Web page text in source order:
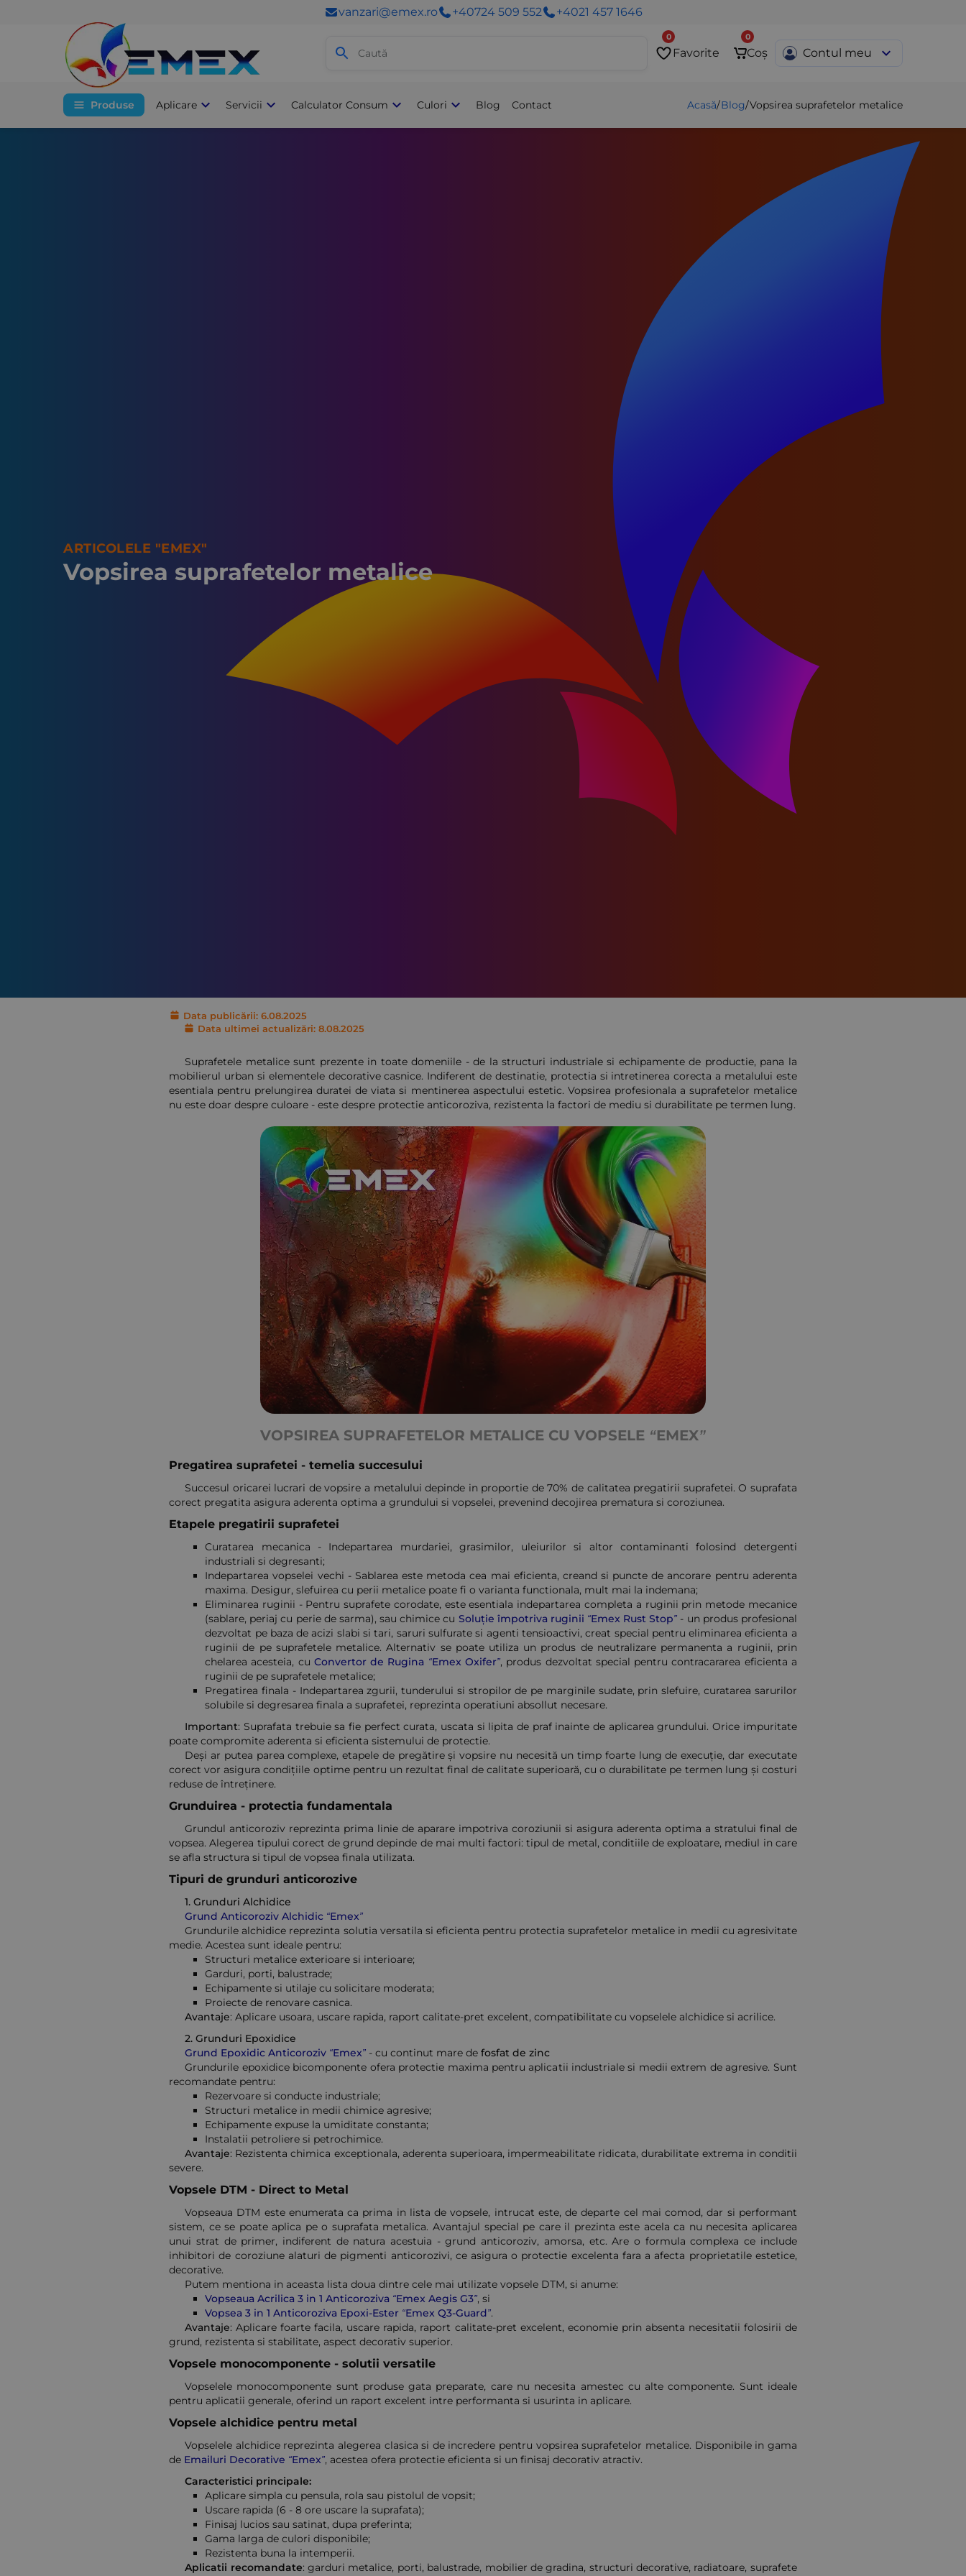
vanzari@emex.ro +40724 509 552 +4021 457 1646
0
Favorite
0
Coș Contul meu
Produse Aplicare Servicii Calculator Consum Culori Blog Contact Acasă/Blog/Vopsirea suprafetelor metalice
ARTICOLELE "EMEX"
Vopsirea suprafetelor metalice
Data publicării: 6.08.2025
Data ultimei actualizări: 8.08.2025
Suprafetele metalice sunt prezente in toate domeniile - de la structuri industriale si echipamente de productie, pana la
mobilierul urban si elementele decorative casnice. Indiferent de destinatie, protectia si intretinerea corecta a metalului este
esentiala pentru prelungirea duratei de viata si mentinerea aspectului estetic. Vopsirea profesionala a suprafetelor metalice
nu este doar despre culoare - este despre protectie anticoroziva, rezistenta la factori de mediu si durabilitate pe termen lung.
VOPSIREA SUPRAFETELOR METALICE CU VOPSELE “EMEX”
Pregatirea suprafetei - temelia succesului
Succesul oricarei lucrari de vopsire a metalului depinde in proportie de 70% de calitatea pregatirii suprafetei. O suprafata
corect pregatita asigura aderenta optima a grundului si vopselei, prevenind decojirea prematura si coroziunea.
Etapele pregatirii suprafetei
Curatarea mecanica - Indepartarea murdariei, grasimilor, uleiurilor si altor contaminanti folosind detergenti
industriali si degresanti;
Indepartarea vopselei vechi - Sablarea este metoda cea mai eficienta, creand si puncte de ancorare pentru aderenta
maxima. Desigur, slefuirea cu perii metalice poate fi o varianta functionala, mult mai la indemana;
Eliminarea ruginii - Pentru suprafete corodate, este esentiala indepartarea completa a ruginii prin metode mecanice
(sablare, periaj cu perie de sarma), sau chimice cu Soluție împotriva ruginii “Emex Rust Stop” - un produs profesional
dezvoltat pe baza de acizi slabi si tari, saruri sulfurate si agenti tensioactivi, creat special pentru eliminarea eficienta a
ruginii de pe suprafetele metalice. Alternativ se poate utiliza un produs de neutralizare permanenta a ruginii, prin
chelarea acesteia, cu Convertor de Rugina “Emex Oxifer”, produs dezvoltat special pentru contracararea eficienta a
ruginii de pe suprafetele metalice;
Pregatirea finala - Indepartarea zgurii, tunderului si stropilor de pe marginile sudate, prin slefuire, curatarea sarurilor
solubile si degresarea finala a suprafetei, reprezinta operatiuni absollut necesare.
Important: Suprafata trebuie sa fie perfect curata, uscata si lipita de praf inainte de aplicarea grundului. Orice impuritate
poate compromite aderenta si eficienta sistemului de protectie.
Deși ar putea parea complexe, etapele de pregătire și vopsire nu necesită un timp foarte lung de execuție, dar executate
corect vor asigura condițiile optime pentru un rezultat final de calitate superioară, cu o durabilitate pe termen lung și costuri
reduse de întreținere.
Grunduirea - protectia fundamentala
Grundul anticoroziv reprezinta prima linie de aparare impotriva coroziunii si asigura aderenta optima a stratului final de
vopsea. Alegerea tipului corect de grund depinde de mai multi factori: tipul de metal, conditiile de exploatare, mediul in care
se afla structura si tipul de vopsea finala utilizata.
Tipuri de grunduri anticorozive
1.Grunduri Alchidice
Grund Anticoroziv Alchidic “Emex”
Grundurile alchidice reprezinta solutia versatila si eficienta pentru protectia suprafetelor metalice in medii cu agresivitate
medie. Acestea sunt ideale pentru:
Structuri metalice exterioare si interioare;
Garduri, porti, balustrade;
Echipamente si utilaje cu solicitare moderata;
Proiecte de renovare casnica.
Avantaje: Aplicare usoara, uscare rapida, raport calitate-pret excelent, compatibilitate cu vopselele alchidice si acrilice.
2.Grunduri Epoxidice
Grund Epoxidic Anticoroziv “Emex” - cu continut mare defosfat de zinc
Grundurile epoxidice bicomponente ofera protectie maxima pentru aplicatii industriale si medii extrem de agresive. Sunt
recomandate pentru:
Rezervoare si conducte industriale;
Structuri metalice in medii chimice agresive;
Echipamente expuse la umiditate constanta;
Instalatii petroliere si petrochimice.
Avantaje: Rezistenta chimica exceptionala, aderenta superioara, impermeabilitate ridicata, durabilitate extrema in conditii
severe.
Vopsele DTM - Direct to Metal
Vopseaua DTM este enumerata ca prima in lista de vopsele, intrucat este, de departe cel mai comod, dar si performant
sistem, ce se poate aplica pe o suprafata metalica. Avantajul special pe care il prezinta este acela ca nu necesita aplicarea
unui strat de primer, indiferent de natura acestuia - grund anticoroziv, amorsa, etc. Are o formula complexa ce include
inhibitori de coroziune alaturi de pigmenti anticorozivi, ce asigura o protectie excelenta fara a afecta proprietatile estetice,
decorative.
Putem mentiona in aceasta lista doua dintre cele mai utilizate vopsele DTM, si anume:
Vopseaua Acrilica 3 in 1 Anticoroziva “Emex Aegis G3”, si
Vopsea 3 in 1 Anticoroziva Epoxi-Ester “Emex Q3-Guard”.
Avantaje: Aplicare foarte facila, uscare rapida, raport calitate-pret excelent, economie prin absenta necesitatii folosirii de
grund, rezistenta si stabilitate, aspect decorativ superior.
Vopsele monocomponente - solutii versatile
Vopselele monocomponente sunt produse gata preparate, care nu necesita amestec cu alte componente. Sunt ideale
pentru aplicatii generale, oferind un raport excelent intre performanta si usurinta in aplicare.
Vopsele alchidice pentru metal
Vopselele alchidice reprezinta alegerea clasica si de incredere pentru vopsirea suprafetelor metalice. Disponibile in gama
de Emailuri Decorative “Emex”, acestea ofera protectie eficienta si un finisaj decorativ atractiv.
Caracteristici principale:
Aplicare simpla cu pensula, rola sau pistolul de vopsit;
Uscare rapida (6 - 8 ore uscare la suprafata);
Finisaj lucios sau satinat, dupa preferinta;
Gama larga de culori disponibile;
Rezistenta buna la intemperii.
Aplicatii recomandate: garduri metalice, porti, balustrade, mobilier de gradina, structuri decorative, radiatoare, suprafete